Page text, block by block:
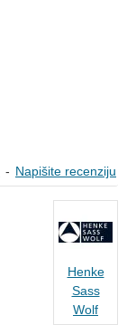
- Napišite recenziju
Henke
Sass
Wolf